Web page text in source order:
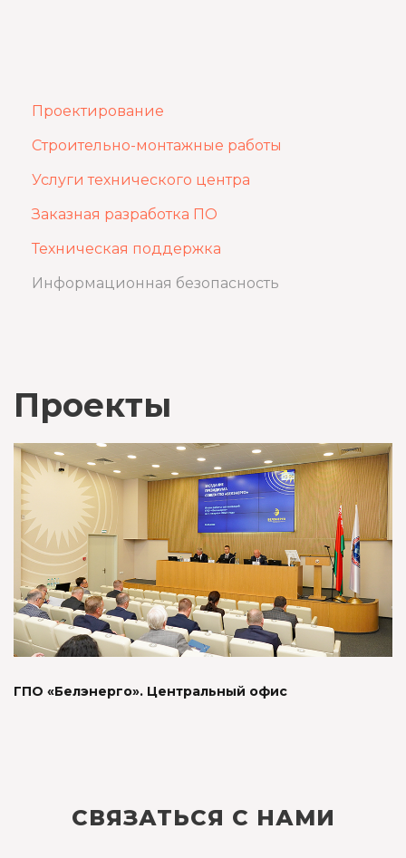
Проектирование
Строительно-монтажные работы
Услуги технического центра
Заказная разработка ПО
Техническая поддержка
Информационная безопасность
Проекты
ГПО «Белэнерго». Центральный офис
СВЯЗАТЬСЯ С НАМИ